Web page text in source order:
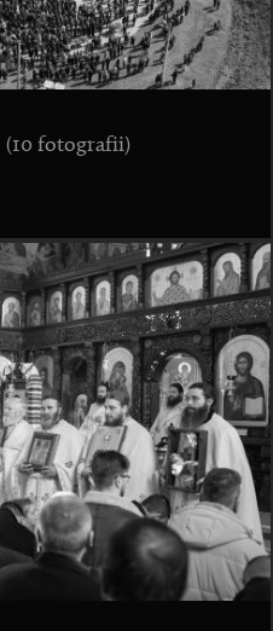
(10 fotografii)